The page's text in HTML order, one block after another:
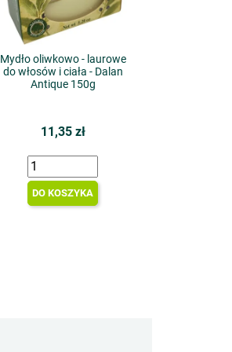
Mydło oliwkowo - laurowe
do włosów i ciała - Dalan
Antique 150g
11,35 zł
DO KOSZYKA